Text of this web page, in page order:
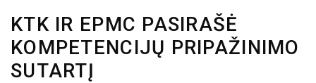
KTK IR EPMC PASIRAŠĖ
KOMPETENCIJŲ PRIPAŽINIMO
SUTARTĮ